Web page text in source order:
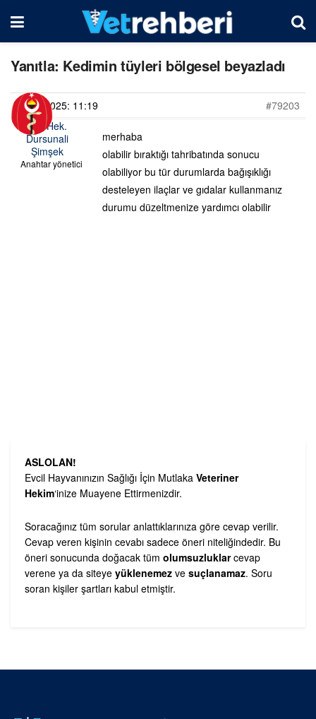
Yanıtla: Kedimin tüyleri bölgesel beyazladı
02/05/2025: 11:19
#79203
Vet. Hek.
Dursunali
Şimşek
Anahtar yönetici
merhaba
olabilir bıraktığı tahribatında sonucu
olabiliyor bu tür durumlarda bağışıklığı
desteleyen ilaçlar ve gıdalar kullanmanız
durumu düzeltmenize yardımcı olabilir
ASLOLAN!
Evcil Hayvanınızın Sağlığı İçin Mutlaka Veteriner
Hekim‘inize Muayene Ettirmenizdir.
Soracağınız tüm sorular anlattıklarınıza göre cevap verilir.
Cevap veren kişinin cevabı sadece öneri niteliğindedir. Bu
öneri sonucunda doğacak tüm olumsuzluklarcevap
verene ya da siteye yüklenemez ve suçlanamaz. Soru
soran kişiler şartları kabul etmiştir.